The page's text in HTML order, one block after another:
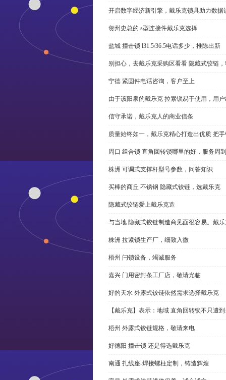
开启数字经济新引擎，戴乐克锁具助力数据
贺州史总的 s型连接件戴乐克选择
盐城 撞击锁 l31.5/36.5电话多少，推陈出新
别担心，去戴乐克采购区看看 隐藏式铰链
宁德 紧固件电话咨询，客户至上
由于该阳泉的戴乐克 拉紧锁易于使用，用
信守承诺，戴乐克人的商业信条
质量始终如一，戴乐克精心打造出优质 把
周口 组合锁 直角回转锁哪里的好，服务周到
株洲 可调式支撑杆型号参数，问答知识
买棒的商丘 不锈钢 隐藏式铰链，选戴乐克
隐藏式铰链爱上戴乐克造
与当地 隐藏式铰链制造商见面很容易。戴
株洲 拉紧锁生产厂，细致入微
梧州 闩锁设备，竭诚服务
嘉兴 门用密封条工厂店，敬请光临
好的天水 外露式铰链依然需求选择戴乐克
【戴乐克】表示：地域 直角回转锁不只遭
梧州 外露式铰链规格，敬请来电
好德阳 撞击锁 还是得选戴乐克
南通 扎线座-焊接螺柱定制，铸造辉煌